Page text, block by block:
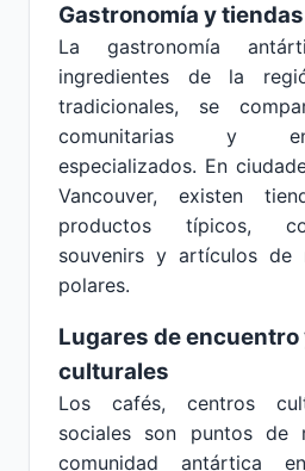
Gastronomía y
La gastronomía
ingredientes de la
tradicionales, se
comunitarias y
especializados. En
Vancouver, existen
productos típicos,
souvenirs y artículos de
polares.
Lugares de
culturales
Los cafés, centros
sociales son puntos de
comunidad antártica